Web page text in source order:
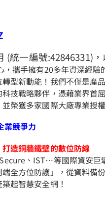
(統一編號:42846331)，
攜手擁有20多年資深經驗
型新動能！我們不僅是產
技戰略夥伴，憑藉業界首
榮獲多家國際大廠專業授權
業競爭力
造銅牆鐵壁的數位防線
、IST…等國際資安巨
全方位防護」，從資料備
起智慧安全網！